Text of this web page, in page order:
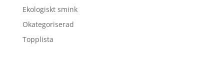
Ekologiskt smink
Okategoriserad
Topplista